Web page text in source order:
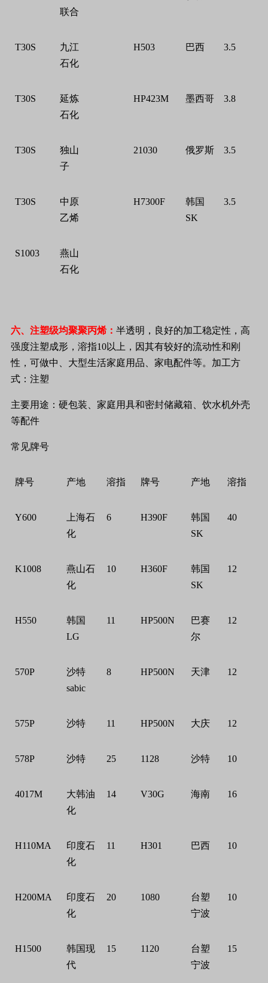
联合
T30S
九江
石化
H503 巴西 3.5
T30S
延炼
石化
HP423M 墨西哥 3.8
T30S
独山
子
21030 俄罗斯 3.5
T30S
中原
乙烯
H7300F
韩国
SK
3.5
S1003
燕山
石化
六、注塑级均聚聚丙烯： 半透明，良好的加工稳定性，高
强度注塑成形，溶指10以上，因其有较好的流动性和刚
性，可做中、大型生活家庭用品、家电配件等。加工方
式：注塑
主要用途：硬包装、家庭用具和密封储藏箱、饮水机外壳
等配件
常见牌号
牌号 产地 溶指 牌号 产地 溶指
Y600
上海石
化
6 H390F
韩国
SK
40
K1008
燕山石
化
10 H360F
韩国
SK
12
H550
韩国
LG
11 HP500N
巴赛
尔
12
570P
沙特
sabic
8 HP500N 天津 12
575P 沙特 11 HP500N 大庆 12
578P 沙特 25 1128 沙特 10
4017M
大韩油
化
14 V30G 海南 16
H110MA
印度石
化
11 H301 巴西 10
H200MA
印度石
化
20 1080
台塑
宁波
10
H1500
韩国现
代
15 1120
台塑
宁波
15